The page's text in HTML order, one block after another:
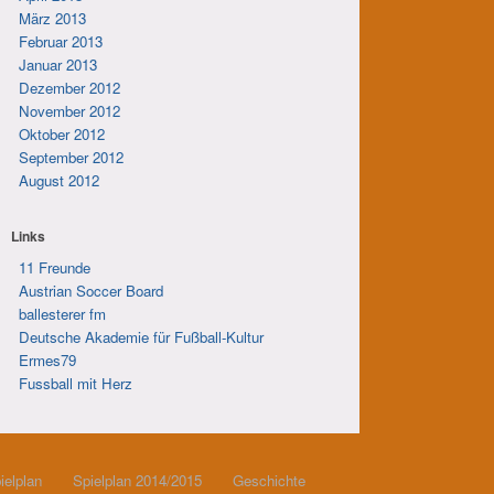
März 2013
Februar 2013
Januar 2013
Dezember 2012
November 2012
Oktober 2012
September 2012
August 2012
Links
11 Freunde
Austrian Soccer Board
ballesterer fm
Deutsche Akademie für Fußball-Kultur
Ermes79
Fussball mit Herz
Spielplan 2014/2015 Geschichte